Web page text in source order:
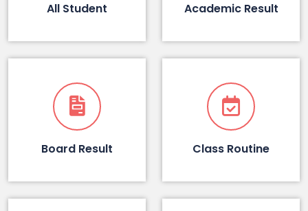
All Student Academic Result
Board Result Class Routine